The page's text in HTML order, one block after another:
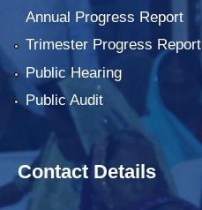
Annual Progress Report
Trimester Progress Report
Public Hearing
Public Audit
Contact Details